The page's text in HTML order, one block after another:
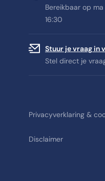
Bereikbaar op
16:30
Stuur je vraag in
Stel direct je
Privacyverklaring &
Disclaimer